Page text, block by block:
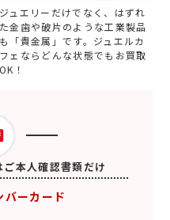
ジュエリーだけでなく、はずれ
た金歯や破片のような工業製品
も「貴金属」です。ジュエルカ
フェならどんな状態でもお買取
OK！
本人確認書類だけ
バーカード